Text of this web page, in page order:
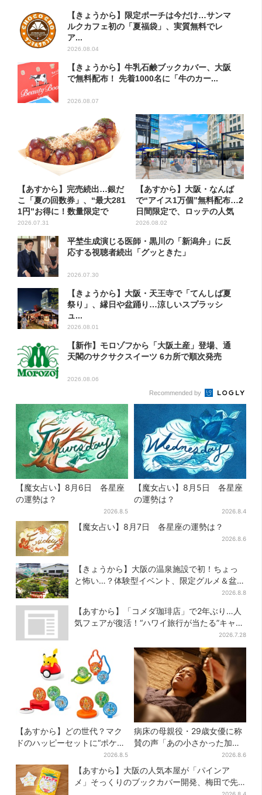
【きょうから】限定ポーチは今だけ…サンマ
ルクカフェ初の「夏福袋」、実質無料でレ
ア...
2026.08.04
【きょうから】牛乳石鹸ブックカバー、大阪
で無料配布！ 先着1000名に「牛のカー...
2026.08.07
【あすから】完売続出…銀だ
こ「夏の回数券」、“最大281
1円”お得に！数量限定で
2026.07.31
【あすから】大阪・なんば
で“アイス1万個”無料配布…2
日間限定で、ロッテの人気
商...
2026.08.02
平埜生成演じる医師・黒川の「新潟弁」に反
応する視聴者続出「グッときた」
2026.07.30
【きょうから】大阪・天王寺で「てんしば夏
祭り」、縁日や盆踊り…涼しいスプラッシ
ュ...
2026.08.01
【新作】モロゾフから「大阪土産」登場、通
天閣のサクサクスイーツ 6カ所で順次発売
2026.08.06
Recommended by
【魔女占い】8月6日 各星座
の運勢は？
2026.8.5
【魔女占い】8月5日 各星座
の運勢は？
2026.8.4
【魔女占い】8月7日 各星座の運勢は？
2026.8.6
【きょうから】大阪の温泉施設で初！ちょっ
と怖い…？体験型イベント、限定グルメ＆盆踊
2026.8.8
【あすから】「コメダ珈琲店」で2年ぶり…人
気フェアが復活！“ハワイ旅行が当たる”キャン
2026.7.28
【あすから】どの世代？マク
ドのハッピーセットに“ポケモ
ンおもちゃ”、歴代30匹に「懐
かしい」と喜びの声
2026.8.5
病床の母親役・29歳女優に称
賛の声「あの小さかった加恋
ちゃんが…」朝ドラ視聴者し
みじみ
2026.8.6
【あすから】大阪の人気本屋が「パインア
メ」そっくりのブックカバー開発、梅田で先